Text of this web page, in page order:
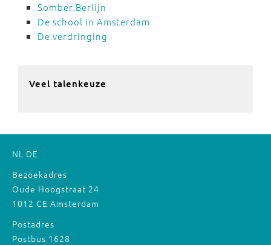
Somber Berlijn
De school in Amsterdam
De verdringing
Veel talenkeuze
NL DE
Bezoekadres
Oude Hoogstraat 24
1012 CE Amsterdam
Postadres
Postbus 1628